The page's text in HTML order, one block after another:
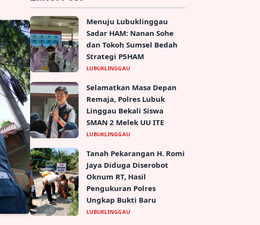
Menuju Lubuklinggau
Sadar HAM: Nanan Sohe
dan Tokoh Sumsel Bedah
Strategi P5HAM
LUBUKLINGGAU
Selamatkan Masa Depan
Remaja, Polres Lubuk
Linggau Bekali Siswa
SMAN 2 Melek UU ITE
LUBUKLINGGAU
Tanah Pekarangan H. Romi
Jaya Diduga Diserobot
Oknum RT, Hasil
Pengukuran Polres
Ungkap Bukti Baru
LUBUKLINGGAU